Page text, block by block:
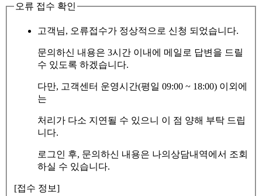
오류 접수 확인
고객님, 오류접수가 정상적으로 신청 되었습니다.
문의하신 내용은 3시간 이내에 메일로 답변을 드릴
수 있도록 하겠습니다.
다만, 고객센터 운영시간(평일 09:00 ~ 18:00) 이외에
는
처리가 다소 지연될 수 있으니 이 점 양해 부탁 드립
니다.
로그인 후, 문의하신 내용은 나의상담내역에서 조회
하실 수 있습니다.
[접수 정보]